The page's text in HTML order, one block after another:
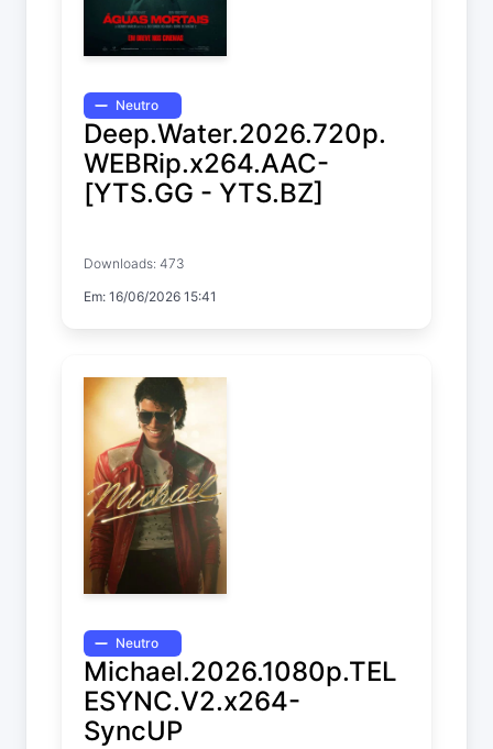
Neutro
Deep.Water.2026.720p.
WEBRip.x264.AAC-
[YTS.GG - YTS.BZ]
Downloads: 473
Em: 16/06/2026 15:41
Neutro
Michael.2026.1080p.TEL
ESYNC.V2.x264-
SyncUP